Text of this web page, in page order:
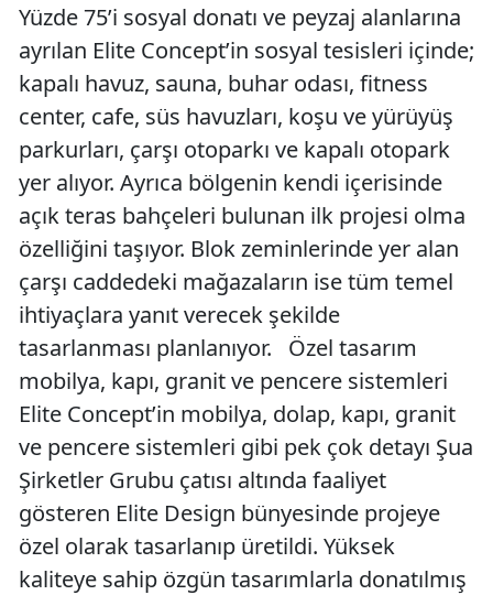
Yüzde 75’i sosyal donatı ve peyzaj alanlarına
ayrılan Elite Concept’in sosyal tesisleri içinde;
kapalı havuz, sauna, buhar odası, fitness
center, cafe, süs havuzları, koşu ve yürüyüş
parkurları, çarşı otoparkı ve kapalı otopark
yer alıyor. Ayrıca bölgenin kendi içerisinde
açık teras bahçeleri bulunan ilk projesi olma
özelliğini taşıyor. Blok zeminlerinde yer alan
çarşı caddedeki mağazaların ise tüm temel
ihtiyaçlara yanıt verecek şekilde
tasarlanması planlanıyor. Özel tasarım
mobilya, kapı, granit ve pencere sistemleri
Elite Concept’in mobilya, dolap, kapı, granit
ve pencere sistemleri gibi pek çok detayı Şua
Şirketler Grubu çatısı altında faaliyet
gösteren Elite Design bünyesinde projeye
özel olarak tasarlanıp üretildi. Yüksek
kaliteye sahip özgün tasarımlarla donatılmış